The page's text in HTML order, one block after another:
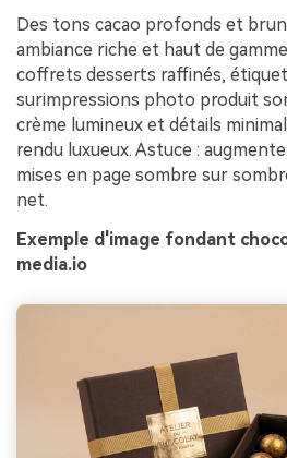
Des tons cacao profonds et
ambiance riche et haut de
coffrets desserts raffinés,
surimpressions photo produit
crème lumineux et détails
rendu luxueux. Astuce :
mises en page sombre sur
net.
Exemple d'image fondant
media.io